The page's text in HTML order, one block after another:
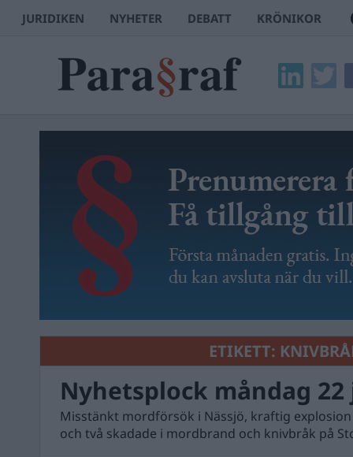
JURIDIKEN NYHETER DEBATT KRÖNIKOR
ETIKETT:
Nyhetsplock måndag 22
Misstänkt mordförsök i Nässjö, kraftig
och två skadade i mordbrand och knivbråk på